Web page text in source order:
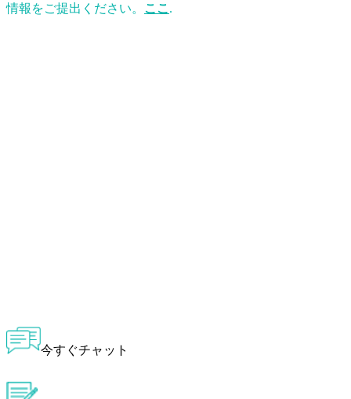
情報をご提出ください。 ここ .
今すぐチャット